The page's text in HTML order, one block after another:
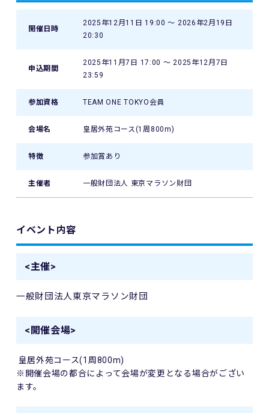
開催日時
2025年12月11日 19:00 〜 2026年2月19日
20:30
申込期間
2025年11月7日 17:00 〜 2025年12月7日
23:59
参加資格 TEAM ONE TOKYO会員
会場名 皇居外苑コース(1周800m)
特徴 参加賞あり
主催者 一般財団法人 東京マラソン財団
イベント内容
<主催>
一般財団法人東京マラソン財団
<開催会場>
皇居外苑コース(1周800m)
※開催会場の都合によって会場が変更となる場合がござい
ます。